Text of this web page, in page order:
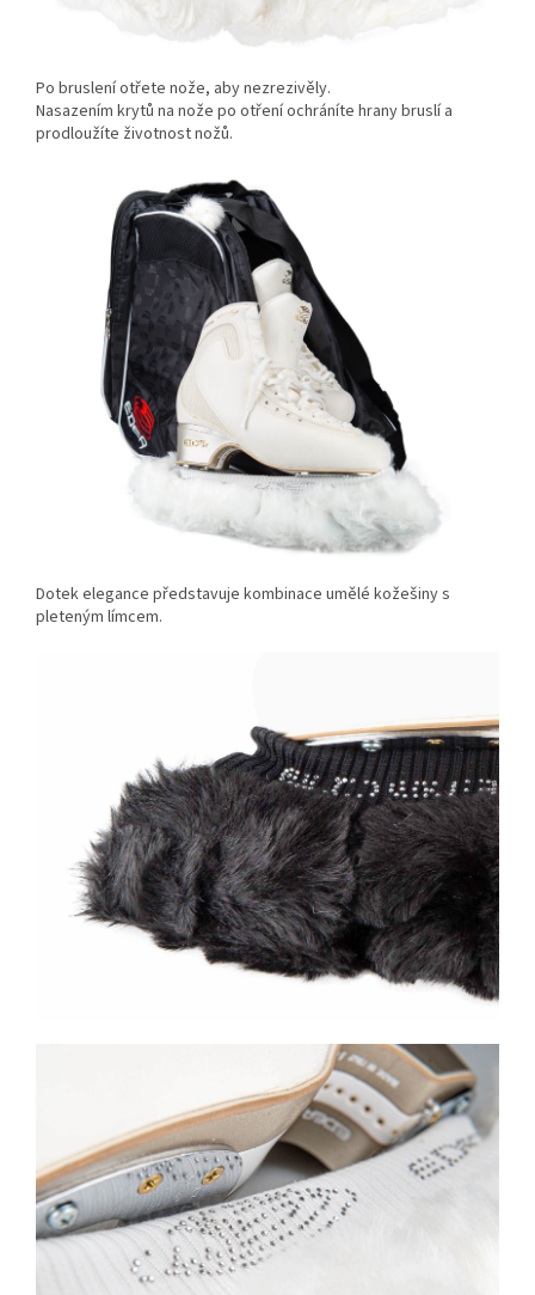
Po bruslení otřete nože, aby nezrezivěly.
Nasazením krytů na nože po otření ochráníte hrany bruslí a
prodloužíte životnost nožů.
Dotek elegance představuje kombinace umělé kožešiny s
pleteným límcem.